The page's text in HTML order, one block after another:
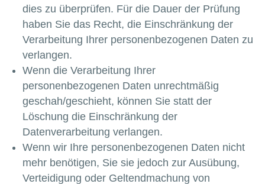
dies zu überprüfen. Für die Dauer der Prüfung
haben Sie das Recht, die Einschränkung der
Verarbeitung Ihrer personenbezogenen Daten zu
verlangen.
Wenn die Verarbeitung Ihrer
personenbezogenen Daten unrechtmäßig
geschah/geschieht, können Sie statt der
Löschung die Einschränkung der
Datenverarbeitung verlangen.
Wenn wir Ihre personenbezogenen Daten nicht
mehr benötigen, Sie sie jedoch zur Ausübung,
Verteidigung oder Geltendmachung von